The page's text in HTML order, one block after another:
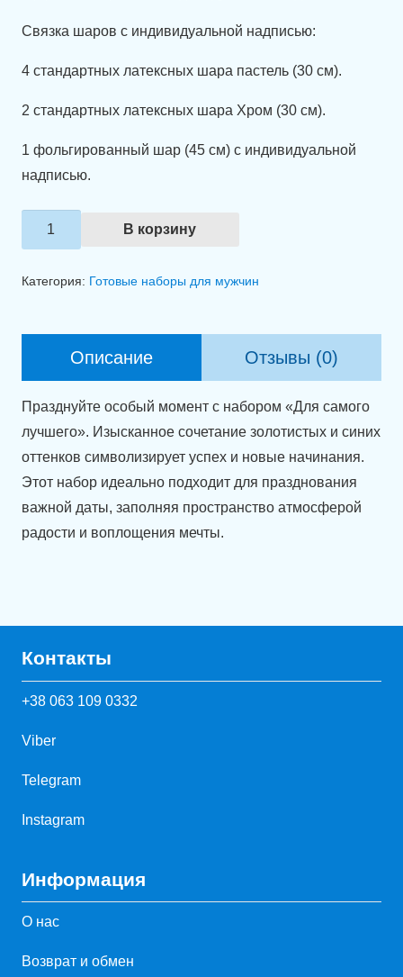
Связка шаров с индивидуальной надписью:
4 стандартных латексных шара пастель (30 см).
2 стандартных латексных шара Хром (30 см).
1 фольгированный шар (45 см) с индивидуальной
надписью.
Количество
товара
В корзину
Категория: Готовые наборы для мужчин
Описание Отзывы (0)
Празднуйте особый момент с набором «Для самого
лучшего». Изысканное сочетание золотистых и синих
оттенков символизирует успех и новые начинания.
Этот набор идеально подходит для празднования
важной даты, заполняя пространство атмосферой
радости и воплощения мечты.
Контакты
+38 063 109 0332
Viber
Telegram
Instagram
Информация
О нас
Возврат и обмен